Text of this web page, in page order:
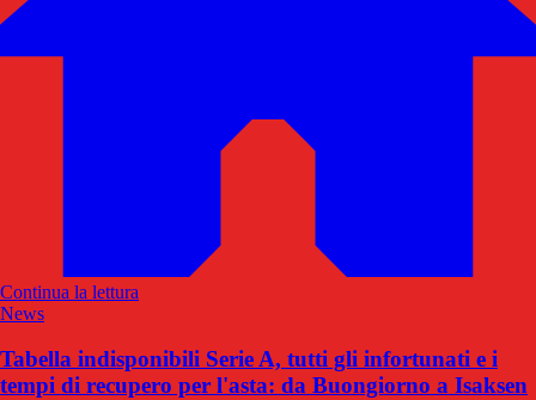
Continua la lettura
News
Tabella indisponibili Serie A, tutti gli infortunati e i
tempi di recupero per l'asta: da Buongiorno a Isaksen